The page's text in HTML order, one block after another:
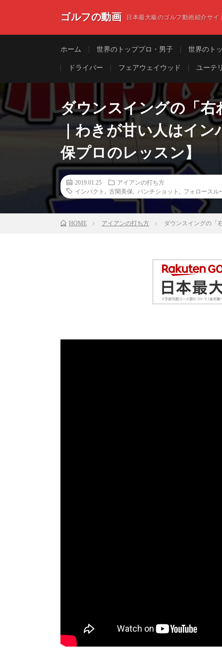
ゴルフの動画 日本最大級のゴルフ動画紹介サイ
ホーム 世界のトッププロ・男子 世界のト
ドライバー フェアウェイウッド ユーテ
ダウンスイングの「右
｜わきが甘い人はイン
保プロのレッスン】
2019.01.25
アイアンの打ち方
インパクト
古閑美保 パンチショット フォロースル
HOME アイアンの打ち方 ダウンスイングの「